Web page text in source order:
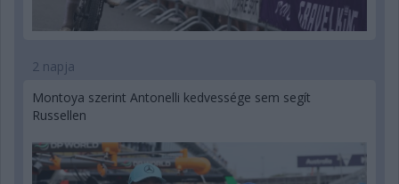
2 napja
Montoya szerint Antonelli kedvessége sem segít
Russellen